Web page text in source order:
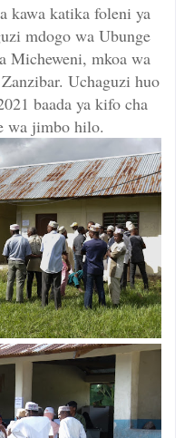
kawa katika foleni ya
mdogo wa Ubunge
Micheweni, mkoa wa
Uchaguzi huo
baada ya kifo cha
wa jimbo hilo.